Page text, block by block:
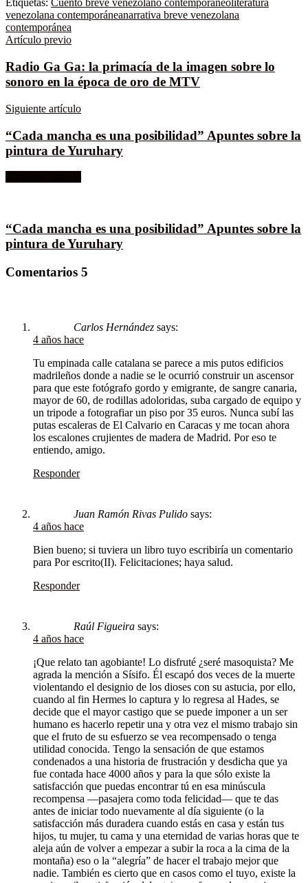
Etiquetas: Cuento breve venezolano contemporaneoliteratura
venezolana contemporáneanarrativa breve venezolana
contemporánea
Artículo previo
Radio Ga Ga: la primacía de la imagen sobre lo
sonoro en la época de oro de MTV
Siguiente artículo
“Cada mancha es una posibilidad” Apuntes sobre la
pintura de Yuruhary
“Cada mancha es una posibilidad” Apuntes sobre la
pintura de Yuruhary
Comentarios 5
Carlos Hernández says:
4 años hace
Tu empinada calle catalana se parece a mis putos edificios
madrileños donde a nadie se le ocurrió construir un ascensor
para que este fotógrafo gordo y emigrante, de sangre canaria,
mayor de 60, de rodillas adoloridas, suba cargado de equipo y
un tripode a fotografiar un piso por 35 euros. Nunca subí las
putas escaleras de El Calvario en Caracas y me tocan ahora
los escalones crujientes de madera de Madrid. Por eso te
entiendo, amigo.
Responder
Juan Ramón Rivas Pulido says:
4 años hace
Bien bueno; si tuviera un libro tuyo escribiría un comentario
para Por escrito(II). Felicitaciones; haya salud.
Responder
Raúl Figueira says:
4 años hace
¡Que relato tan agobiante! Lo disfruté ¿seré masoquista? Me
agrada la mención a Sísifo. Él escapó dos veces de la muerte
violentando el designio de los dioses con su astucia, por ello,
cuando al fin Hermes lo captura y lo regresa al Hades, se
decide que el mayor castigo que se puede imponer a un ser
humano es hacerlo repetir una y otra vez el mismo trabajo sin
que el fruto de su esfuerzo se vea recompensado o tenga
utilidad conocida. Tengo la sensación de que estamos
condenados a una historia de frustración y desdicha que ya
fue contada hace 4000 años y para la que sólo existe la
satisfacción que puedas encontrar tú en esa minúscula
recompensa —pasajera como toda felicidad— que te das
antes de iniciar todo nuevamente al día siguiente (o la
satisfacción más duradera cuando estás en casa y están tus
hijos, tu mujer, tu cama y una eternidad de varias horas que te
aleja aún de volver a empezar a subir la roca a la cima de la
montaña) eso o la “alegría” de hacer el trabajo mejor que
nadie. También es cierto que en casos como el tuyo, existe la